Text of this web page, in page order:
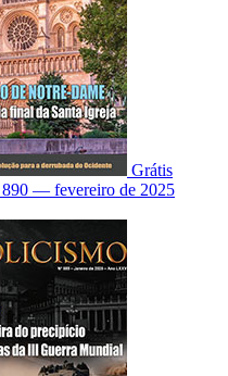
Grátis
890 — fevereiro de 2025